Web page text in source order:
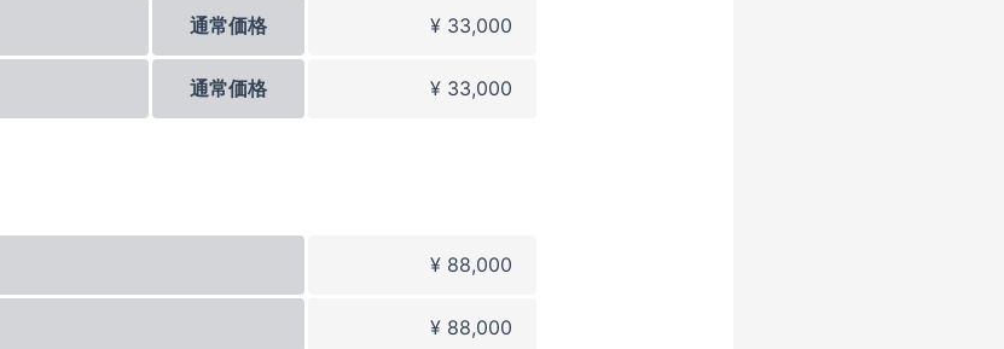
通常価格 ¥ 33,000
通常価格 ¥ 33,000
¥ 88,000
¥ 88,000